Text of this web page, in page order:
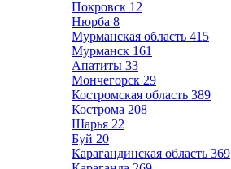
Покровск 12
Нюрба 8
Мурманская область 415
Мурманск 161
Апатиты 33
Мончегорск 29
Костромская область 389
Кострома 208
Шарья 22
Буй 20
Карагандинская область 369